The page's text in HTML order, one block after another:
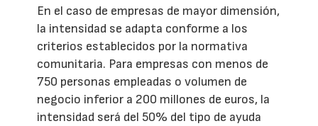
En el caso de empresas de mayor dimensión,
la intensidad se adapta conforme a los
criterios establecidos por la normativa
comunitaria. Para empresas con menos de
750 personas empleadas o volumen de
negocio inferior a 200 millones de euros, la
intensidad será del 50% del tipo de ayuda